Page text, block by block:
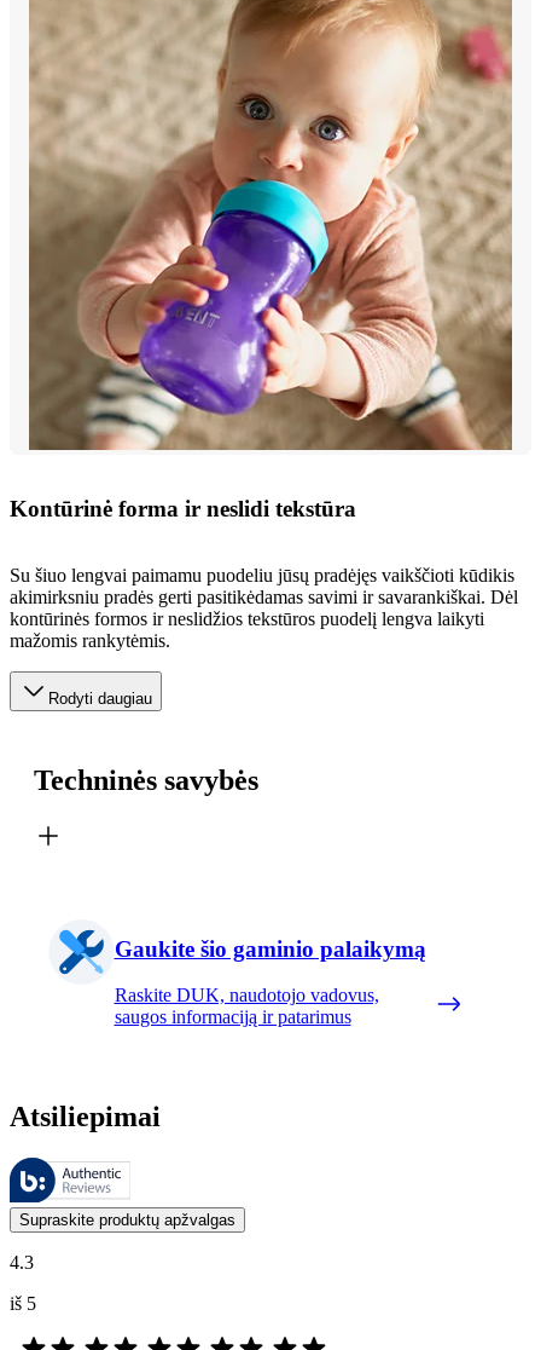
Kontūrinė forma ir neslidi tekstūra
Su šiuo lengvai paimamu puodeliu jūsų pradėjęs vaikščioti kūdikis
akimirksniu pradės gerti pasitikėdamas savimi ir savarankiškai. Dėl
kontūrinės formos ir neslidžios tekstūros puodelį lengva laikyti
mažomis rankytėmis.
Rodyti daugiau
Techninės savybės
Gaukite šio gaminio palaikymą
Raskite DUK, naudotojo vadovus,
saugos informaciją ir patarimus
Atsiliepimai
Šiuos atsiliepimus tvarko „Bazaarvoice“ ir jie atitinka
Klientų nuomonės, pateikiamos kaip produktų ir žvaigždučių
Supraskite produktų apžvalgas
4.3
iš 5